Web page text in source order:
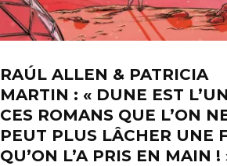
RAÚL ALLEN & PATRICIA
MARTIN : « DUNE EST
CES ROMANS QUE L’ON
PEUT PLUS LÂCHER UNE
QU’ON L’A PRIS EN MAIN !